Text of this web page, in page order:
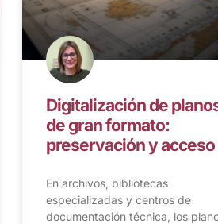
Digitalización de
de gran formato:
preservación y acceso
En archivos, bibliotecas
especializadas y centros de
documentación técnica, los